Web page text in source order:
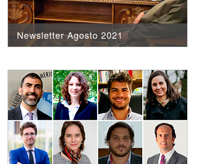
Newsletter Agosto 2021